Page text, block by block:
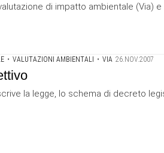
di impatto ambientale (Via)
• VALUTAZIONI AMBIENTALI • VIA 26.NOV.2007
la legge, lo schema di decreto